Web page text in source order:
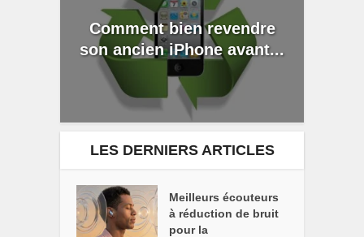
Comment bien revendre
son ancien iPhone avant...
LES DERNIERS ARTICLES
Meilleurs écouteurs
à réduction de bruit
pour la